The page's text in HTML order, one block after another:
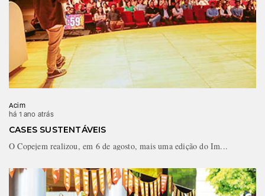
Acim
há 1 ano atrás
CASES SUSTENTÁVEIS
O Copejem realizou, em 6 de agosto, mais uma edição do Im...